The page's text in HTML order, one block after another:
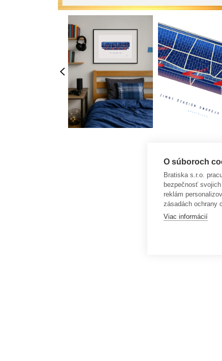
O súboroch
Bratiska s.r.o.
bezpečnosť
reklám
zásadách ochrany
Viac informácií